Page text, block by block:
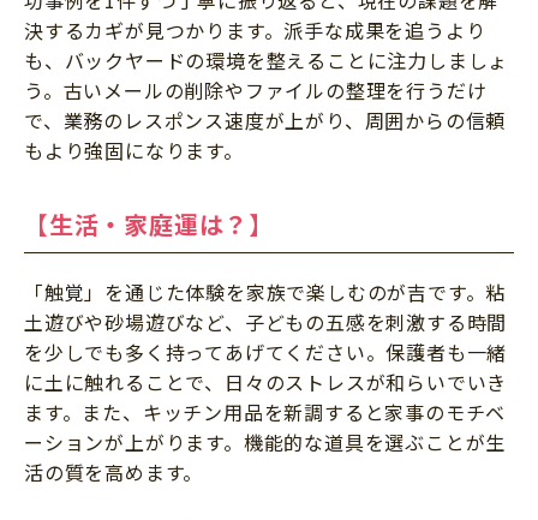
決するカギが見つかります。派手な成果を追うより
も、バックヤードの環境を整えることに注力しましょ
う。古いメールの削除やファイルの整理を行うだけ
で、業務のレスポンス速度が上がり、周囲からの信頼
もより強固になります。
【生活・家庭運は？】
「触覚」を通じた体験を家族で楽しむのが吉です。粘
土遊びや砂場遊びなど、子どもの五感を刺激する時間
を少しでも多く持ってあげてください。保護者も一緒
に土に触れることで、日々のストレスが和らいでいき
ます。また、キッチン用品を新調すると家事のモチベ
ーションが上がります。機能的な道具を選ぶことが生
活の質を高めます。